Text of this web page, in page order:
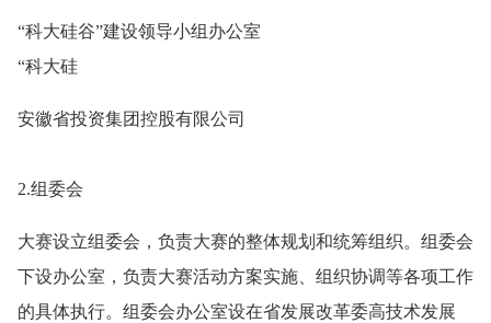
“科大硅谷”建设领导小组办公室
“科大硅
安徽省投资集团控股有限公司
2.组委会
大赛设立组委会，负责大赛的整体规划和统筹组织。组委会
下设办公室，负责大赛活动方案实施、组织协调等各项工作
的具体执行。组委会办公室设在省发展改革委高技术发展